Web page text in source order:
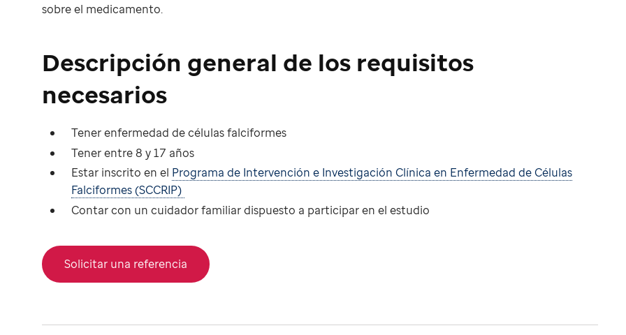
sobre el medicamento.
Descripción general de los requisitos
necesarios
Tener enfermedad de células falciformes
Tener entre 8 y 17 años
Estar inscrito en el Programa de Intervención e Investigación Clínica en Enfermedad de Células
Falciformes (SCCRIP)
Contar con un cuidador familiar dispuesto a participar en el estudio
Solicitar una referencia